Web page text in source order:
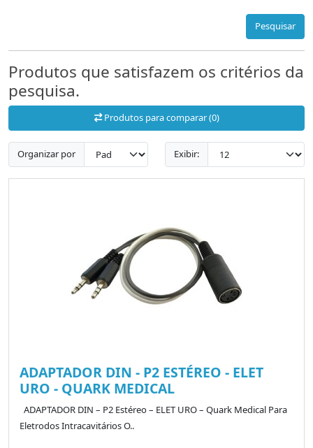
Pesquisar
Produtos que satisfazem os critérios da
pesquisa.
Produtos para comparar (0)
Organizar por Exibir:
ADAPTADOR DIN - P2 ESTÉREO - ELET
URO - QUARK MEDICAL
ADAPTADOR DIN – P2 Estéreo – ELET URO – Quark Medical Para
Eletrodos Intracavitários O..